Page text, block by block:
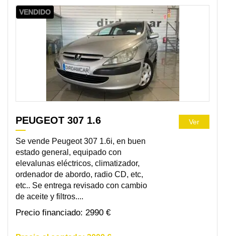
VENDIDO
PEUGEOT 307 1.6
Se vende Peugeot 307 1.6i, en buen
estado general, equipado con
elevalunas eléctricos, climatizador,
ordenador de abordo, radio CD, etc,
etc.. Se entrega revisado con cambio
de aceite y filtros....
2990 €
Ver